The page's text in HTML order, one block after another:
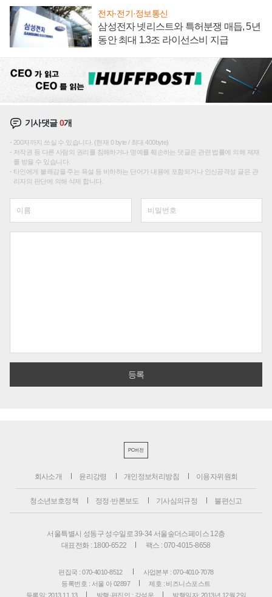
전자·전기·정보통신
삼성전자 넷리스트와 특허분쟁 매듭, 5년
동안 최대 1.3조 라이선스비 지급
기사댓글0개
200자까지 쓰실 수 있습니다. (현재 0 byte / 최대 400byte)
저작권 등 다른 사람의 권리를 침해하거나 명예를 훼손하는 댓글은 관련 법률에 의해 제재
를 받을 수 있습니다.
타인에게 불쾌감을 주는 욕설 등 비하하는 단어가 내용에 포함되거나 인신공격성 글은 관
리자의 판단에 의해 삭제 합니다.
PC버전
회사소개 윤리강령 개인정보처리방침 이용자위원회
청소년보호정책 정정·반론보도 기사심의규정 불편신고
서울특별시 성동구 성수일로 39-34 서울숲더스페이스 12층
대표전화 : 1800-6522
팩스 : 070-4015-8658
편집국 : 070-4010-8512
사업본부 : 070-4010-7078
등록번호 : 서울 아 02897
제호 : 비즈니스포스트
등록일: 2013.11.13
발행·편집인 : 강석운 발행일자: 2013년 12월 2일